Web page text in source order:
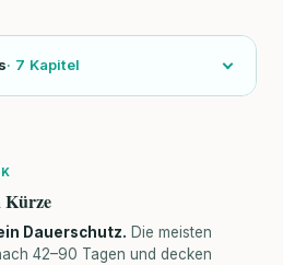
· 7 Kapitel
Kürze
Dauerschutz. Die meisten
42–90 Tagen und decken